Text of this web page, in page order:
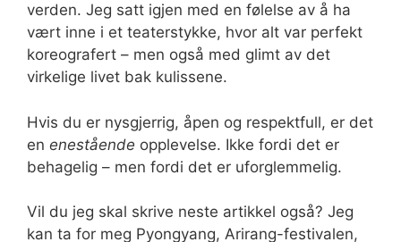
verden. Jeg satt igjen med en følelse av å ha
vært inne i et teaterstykke, hvor alt var perfekt
koreografert – men også med glimt av det
virkelige livet bak kulissene.
Hvis du er nysgjerrig, åpen og respektfull, er det
en enestående opplevelse. Ikke fordi det er
behagelig – men fordi det er uforglemmelig.
Vil du jeg skal skrive neste artikkel også? Jeg
kan ta for meg Pyongyang, Arirang-festivalen,